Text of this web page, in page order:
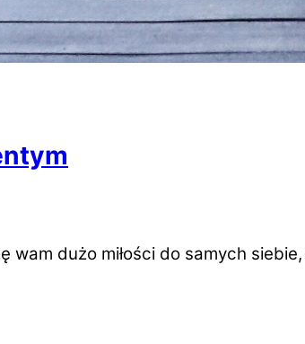
wam dużo miłości do samych